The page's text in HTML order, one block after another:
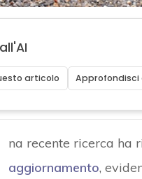
articolo
na recente ricerca ha
aggiornamento,